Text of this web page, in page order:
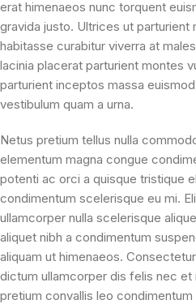
erat himenaeos nunc torquent
gravida justo. Ultrices ut parturient
habitasse curabitur viverra at
lacinia placerat parturient montes
parturient inceptos massa
vestibulum quam a urna.
Netus pretium tellus nulla
elementum magna congue
potenti ac orci a quisque tristique
condimentum scelerisque eu mi.
ullamcorper nulla scelerisque
aliquet nibh a condimentum
aliquam ut himenaeos.
dictum ullamcorper dis felis nec et
pretium convallis leo